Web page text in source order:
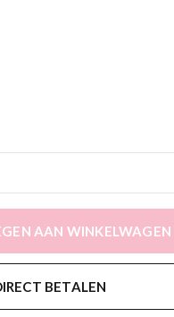
AAN WINKELWAGEN
BETALEN